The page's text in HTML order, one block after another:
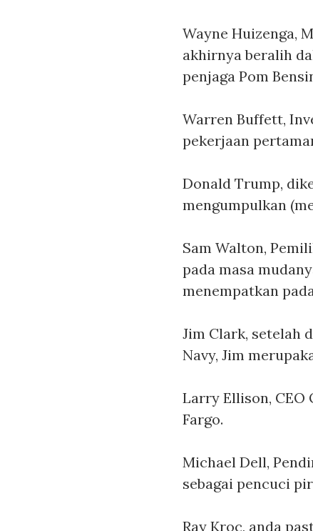
Wayne Huizenga,
akhirnya beralih
penjaga Pom
Warren Buffett,
pekerjaan
Donald Trump,
mengumpulkan
Sam Walton,
pada masa
menempatkan
Jim Clark, setelah
Navy, Jim
Larry Ellison,
Fargo.
Michael Dell,
sebagai pencuci
Ray Kroc, anda